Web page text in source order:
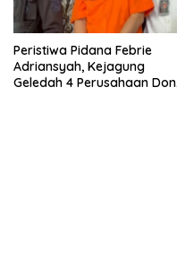
Peristiwa Pidana Febrie
Adriansyah, Kejagung
Geledah 4 Perusahaan Don